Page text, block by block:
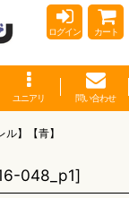
ログイン カート
ユニアリ 問い合わせ
】【青】
048_p1]